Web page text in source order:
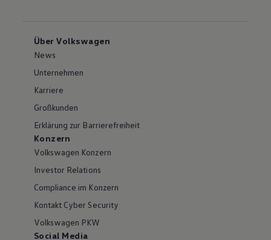
Über Volkswagen
News
Unternehmen
Karriere
Großkunden
Erklärung zur Barrierefreiheit
Konzern
Volkswagen Konzern
Investor Relations
Compliance im Konzern
Kontakt Cyber Security
Volkswagen PKW
Social Media